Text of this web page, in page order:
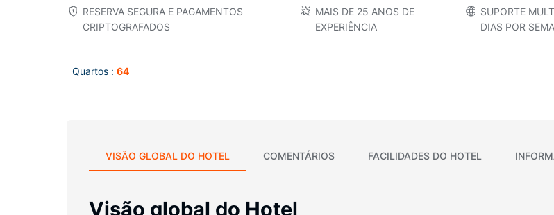
RESERVA SEGURA E PAGAMENTOS
CRIPTOGRAFADOS
MAIS DE 25 ANOS DE
EXPERIÊNCIA
SUPORTE
DIAS POR
Quartos : 64
VISÃO GLOBAL DO HOTEL COMENTÁRIOS FACILIDADES DO HOTEL
Visão global do Hotel